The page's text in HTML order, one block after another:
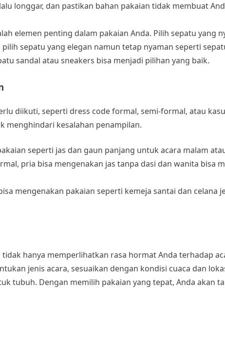
longgar, dan pastikan bahan pakaian tidak membuat
elemen penting dalam pakaian Anda. Pilih sepatu yang
sepatu yang elegan namun tetap nyaman seperti
sandal atau sneakers bisa menjadi pilihan yang baik.
diikuti, seperti dress code formal, semi-formal, atau
menghindari kesalahan penampilan.
seperti jas dan gaun panjang untuk acara malam
pria bisa mengenakan jas tanpa dasi dan wanita bisa
mengenakan pakaian seperti kemeja santai dan celana
hanya memperlihatkan rasa hormat Anda terhadap
jenis acara, sesuaikan dengan kondisi cuaca dan
tubuh. Dengan memilih pakaian yang tepat, Anda akan